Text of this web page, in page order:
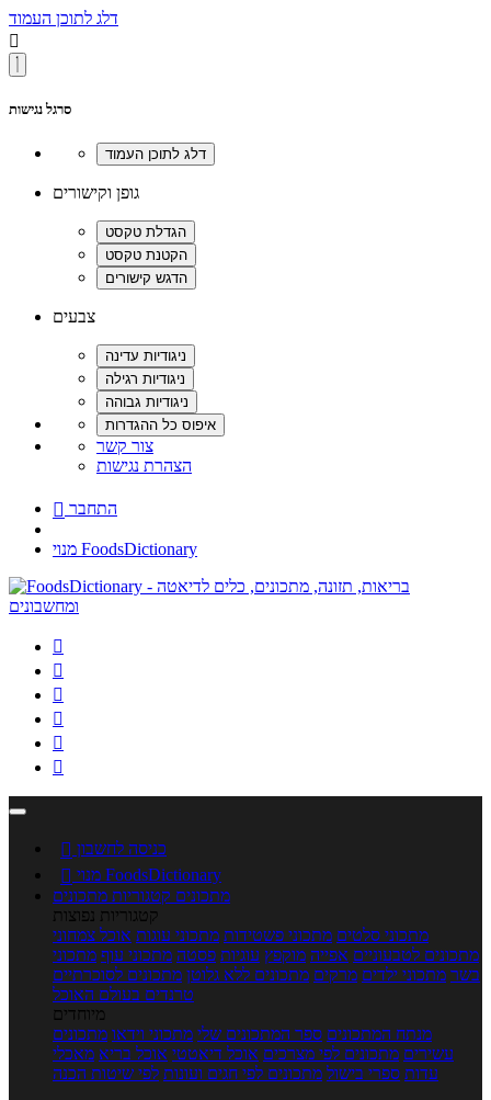
דלג לתוכן העמוד

סרגל נגישות
גופן וקישורים
צבעים
צור קשר
הצהרת נגישות
 התחבר
מנוי FoodsDictionary






 כניסה לחשבון

מנוי FoodsDictionary
מתכונים קטגוריות מתכונים
קטגוריות נפוצות
מתכוני סלטים מתכוני פשטידות מתכוני עוגות אוכל צמחוני
מתכונים לטבעוניים אפייה מוקפץ עוגיות פסטה מתכוני עוף מתכוני
בשר מתכוני ילדים מרקים מתכונים ללא גלוטן מתכונים לסוכרתיים
טרנדים בעולם האוכל
מיוחדים
מנתח המתכונים ספר המתכונים שלי מתכוני וידאו מתכונים
עשירים מתכונים לפי מצרכים אוכל דיאטטי אוכל בריא מאכלי
עדות ספרי בישול מתכונים לפי חגים ועונות לפי שיטות הכנה